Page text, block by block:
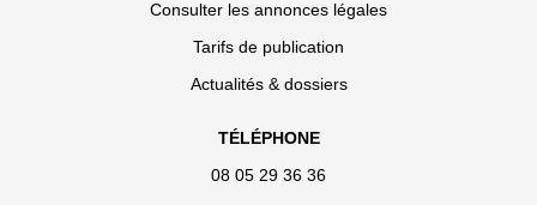
Consulter les annonces légales
Tarifs de publication
Actualités & dossiers
TÉLÉPHONE
08 05 29 36 36